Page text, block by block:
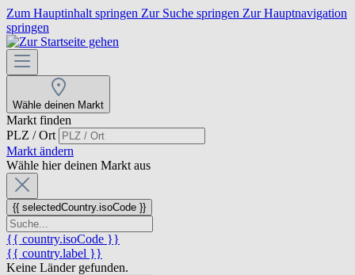
Zum Hauptinhalt springen Zur Suche springen Zur Hauptnavigation
springen
Wähle deinen Markt
Markt finden
PLZ / Ort
Markt ändern
Wähle hier deinen Markt aus
{{ selectedCountry.isoCode }}
{{ country.isoCode }}
{{ country.label }}
Keine Länder gefunden.